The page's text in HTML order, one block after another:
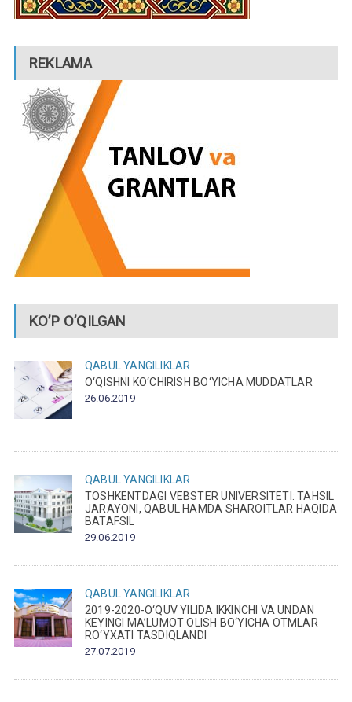
REKLAMA
KO’P O’QILGAN
QABUL
YANGILIKLAR
O‘QISHNI KO‘CHIRISH BO‘YICHA MUDDATLAR
26.06.2019
QABUL
YANGILIKLAR
TOSHKENTDAGI VEBSTER UNIVERSITETI: TAHSIL
JARAYONI, QABUL HAMDA SHAROITLAR HAQIDA
BATAFSIL
29.06.2019
QABUL
YANGILIKLAR
2019-2020-O‘QUV YILIDA IKKINCHI VA UNDAN
KEYINGI MA’LUMOT OLISH BO‘YICHA OTMLAR
RO‘YXATI TASDIQLANDI
27.07.2019